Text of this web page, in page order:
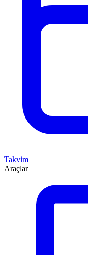
Takvim
Araçlar